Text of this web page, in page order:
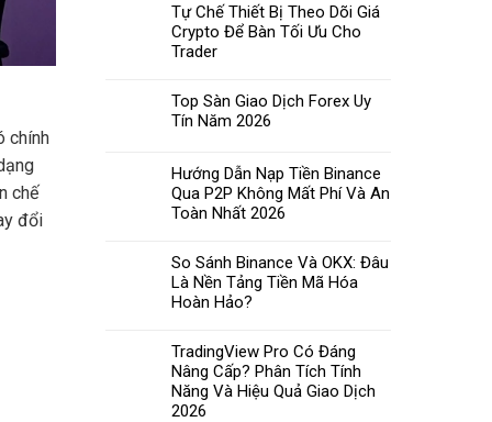
chính
chế
đổi
Tự Chế Thiết Bị Theo Dõi Giá
Crypto Để Bàn Tối Ưu Cho
Trader
Top Sàn Giao Dịch Forex Uy
Tín Năm 2026
Hướng Dẫn Nạp Tiền Binance
Qua P2P Không Mất Phí Và An
Toàn Nhất 2026
So Sánh Binance Và OKX: Đâu
Là Nền Tảng Tiền Mã Hóa
Hoàn Hảo?
TradingView Pro Có Đáng
Nâng Cấp? Phân Tích Tính
Năng Và Hiệu Quả Giao Dịch
2026